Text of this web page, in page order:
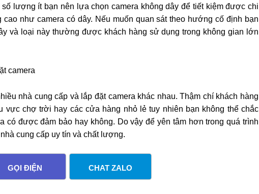
lượng ít bạn nên lựa chọn camera không dây để tiết kiệm được chi
cao như camera có dây. Nếu muốn quan sát theo hướng cố định bạn
và loại này thường được khách hàng sử dụng trong không gian lớn
camera
nhà cung cấp và lắp đặt camera khác nhau. Thậm chí khách hàng
vực chợ trời hay các cửa hàng nhỏ lẻ tuy nhiên bạn không thể chắc
có được đảm bảo hay không. Do vậy để yên tâm hơn trong quá trình
cung cấp uy tín và chất lượng.
GỌI ĐIỆN CHAT ZALO